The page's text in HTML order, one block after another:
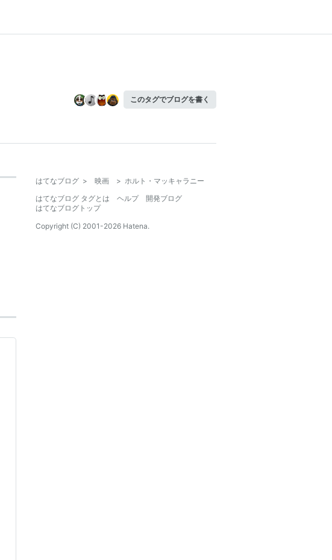
このタグでブログを書く
はてなブログ > 映画 > ホルト・マッキャラニー
はてなブログ タグとは
ヘルプ
開発ブログ
はてなブログトップ
Copyright (C) 2001-2026 Hatena.